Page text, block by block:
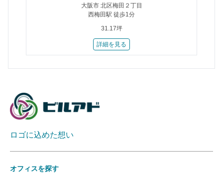
大阪市 北区梅田２丁目
西梅田駅 徒歩1分
31.17坪
詳細を見る
ロゴに込めた想い
オフィスを探す